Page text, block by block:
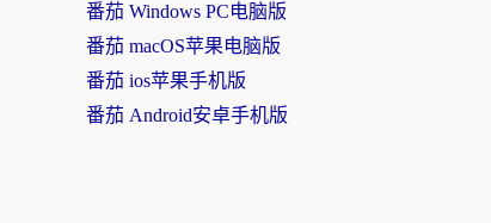
番茄 Windows PC电脑版
番茄 macOS苹果电脑版
番茄 ios苹果手机版
番茄 Android安卓手机版